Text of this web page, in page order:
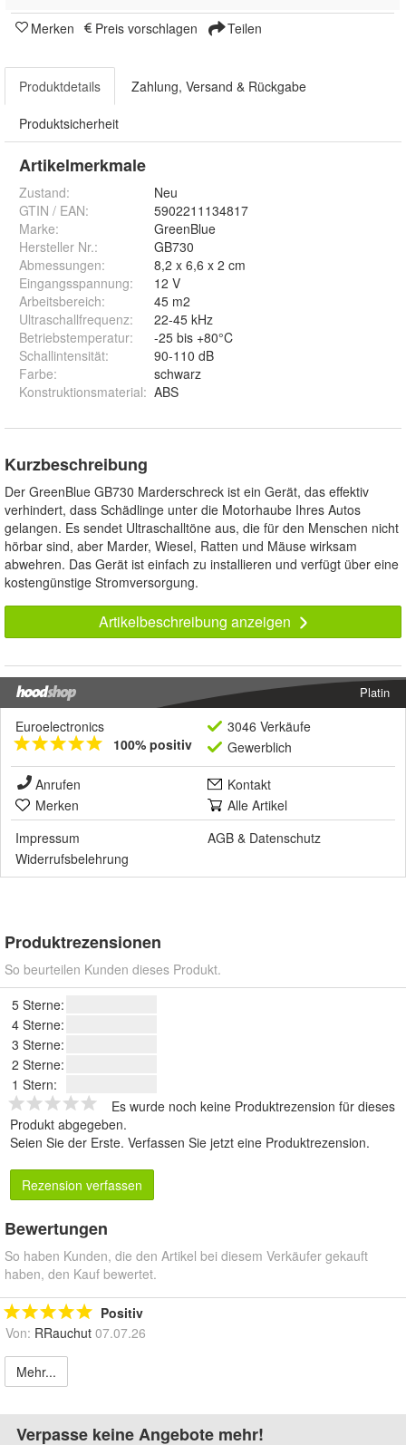
Merken Preis vorschlagen Teilen
Produktdetails Zahlung, Versand & Rückgabe
Produktsicherheit
Artikelmerkmale
Zustand:
Neu
GTIN / EAN:
5902211134817
Marke:
GreenBlue
Hersteller Nr.:
GB730
Abmessungen:
8,2 x 6,6 x 2 cm
Eingangsspannung:
12 V
Arbeitsbereich:
45 m2
Ultraschallfrequenz:
22-45 kHz
Betriebstemperatur:
-25 bis +80°C
Schallintensität:
90-110 dB
Farbe:
schwarz
Konstruktionsmaterial: ABS
Kurzbeschreibung
Der GreenBlue GB730 Marderschreck ist ein Gerät, das effektiv
verhindert, dass Schädlinge unter die Motorhaube Ihres Autos
gelangen. Es sendet Ultraschalltöne aus, die für den Menschen nicht
hörbar sind, aber Marder, Wiesel, Ratten und Mäuse wirksam
abwehren. Das Gerät ist einfach zu installieren und verfügt über eine
kostengünstige Stromversorgung.
Artikelbeschreibung anzeigen
Platin
Euroelectronics
100% positiv
3046 Verkäufe
Gewerblich
Anrufen
Kontakt
Merken
Alle Artikel
Impressum
AGB & Datenschutz
Widerrufsbelehrung
Produktrezensionen
So beurteilen Kunden dieses Produkt.
5 Sterne:
4 Sterne:
3 Sterne:
2 Sterne:
1 Stern:
Es wurde noch keine Produktrezension für dieses
Produkt abgegeben.
Seien Sie der Erste. Verfassen Sie jetzt eine Produktrezension.
Rezension verfassen
Bewertungen
So haben Kunden, die den Artikel bei diesem Verkäufer gekauft
haben, den Kauf bewertet.
Positiv
Von: RRauchut 07.07.26
Mehr...
Verpasse keine Angebote mehr!